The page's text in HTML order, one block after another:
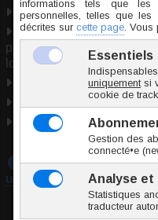
6 tailles
Utilisable pour :
piercing génital,
lobe, piercing septum,
Inoki
Origine Thaïlande
Conformité RSGP
Téléchargez notre
un piercing